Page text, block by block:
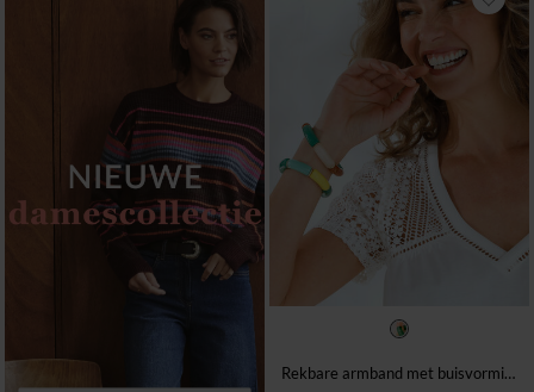
ÉÉN MAAT
Rekbare armband met buisvormige parels - set van 2